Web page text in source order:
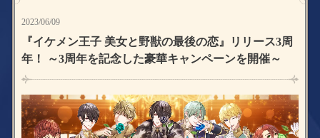
2023/06/09
『イケメン王子 美女と野獣の最後の恋』リリース3周
年！ ～3周年を記念した豪華キャンペーンを開催～